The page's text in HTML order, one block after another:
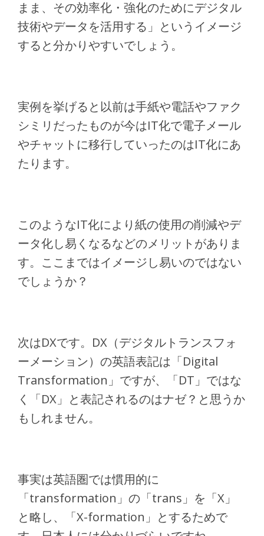
まま、その効率化・強化のためにデジタル
技術やデータを活用する」というイメージ
すると分かりやすいでしょう。
実例を挙げると以前は手紙や電話やファク
シミリだったものが今はIT化で電子メール
やチャットに移行していったのはIT化にあ
たります。
このようなIT化により紙の使用の削減やデ
ータ化し易くなるなどのメリットがありま
す。ここまではイメージし易いのではない
でしょうか？
次はDXです。DX（デジタルトランスフォ
ーメーション）の英語表記は「Digital
Transformation」ですが、「DT」ではな
く「DX」と表記されるのはナゼ？と思うか
もしれません。
事実は英語圏では慣用的に
「transformation」の「trans」を「X」
と略し、「X-formation」とするためで